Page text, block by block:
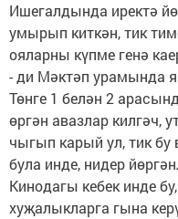
Ишегалдында иректә
умырып киткән, тик
ояларны күпме генә
- ди Мәктәп урамында
Төнге 1 белән 2
өргән авазлар
чыгып карый ул, тик бу
була инде, нидер
Кинодагы кебек инде
хуҗалыкларга гына